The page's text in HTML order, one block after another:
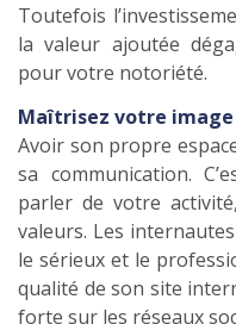
Toutefois
la valeur ajoutée
pour votre notoriété.
Maîtrisez votre image
Avoir son propre
sa communication.
parler de votre
valeurs. Les
le sérieux et le
qualité de son site
forte sur les réseaux